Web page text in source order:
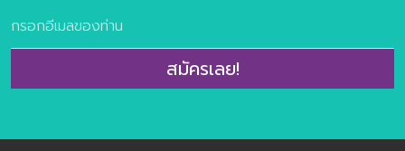
time Extraordinary Meal Through
The Root Alcoholic Journey Foods
for the world Alternative Protein
>ผลการวิจัยผู้บริโภคชาวไทย 800
ออกเป็น 4 ส่วน
การสร้างทั้ง 4
สมัครเลย!